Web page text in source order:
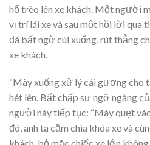
hổ trèo lên xe khách. Một người
vị trí lái xe và sau một hồi lời qua
đã bất ngờ cúi xuống, rút thẳng
xe khách.
“Mày xuống xử lý cái gương cho
hét lên. Bất chấp sự ngỡ ngàng
người này tiếp tục: “Mày quẹt
đó, anh ta cầm chìa khóa xe và